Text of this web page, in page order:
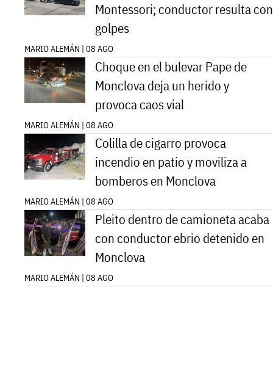
Montessori; conductor resulta con
golpes
MARIO ALEMÁN | 08 AGO
Choque en el bulevar Pape de
Monclova deja un herido y
provoca caos vial
MARIO ALEMÁN | 08 AGO
Colilla de cigarro provoca
incendio en patio y moviliza a
bomberos en Monclova
MARIO ALEMÁN | 08 AGO
Pleito dentro de camioneta acaba
con conductor ebrio detenido en
Monclova
MARIO ALEMÁN | 08 AGO